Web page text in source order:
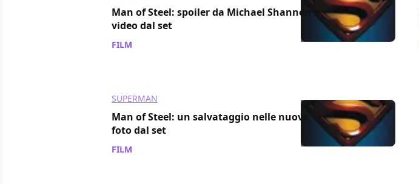
Man of Steel: spoiler da Michael Shannon e
video dal set
FILM
SUPERMAN
Man of Steel: un salvataggio nelle nuove
foto dal set
FILM